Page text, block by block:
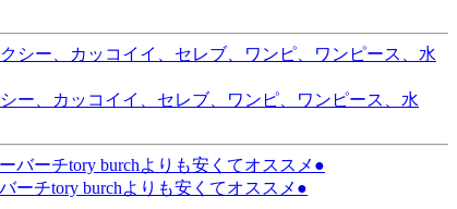
ー、カッコイイ、セレブ、ワンピ、ワンピース、水
ーチtory burchよりも安くてオススメ●